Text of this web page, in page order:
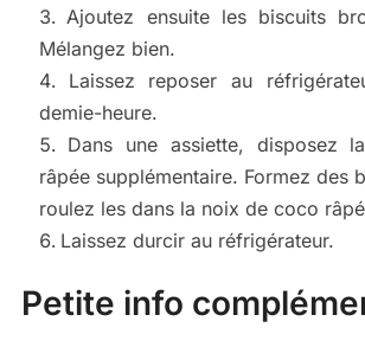
Ajoutez ensuite les biscuits
Mélangez bien.
Laissez reposer au
demie-heure.
Dans une assiette, disposez
râpée supplémentaire. Formez des
roulez les dans la noix de coco
Laissez durcir au réfrigérateur.
Petite info